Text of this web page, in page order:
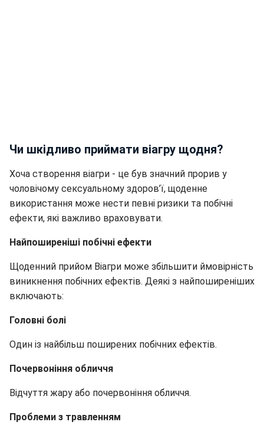
Чи шкідливо приймати віагру щодня?
Хоча створення віагри - це був значний прорив у
чоловічому сексуальному здоров’ї, щоденне
використання може нести певні ризики та побічні
ефекти, які важливо враховувати.
Найпоширеніші побічні ефекти
Щоденний прийом Віагри може збільшити ймовірність
виникнення побічних ефектів. Деякі з найпоширеніших
включають:
Головні болі
Один із найбільш поширених побічних ефектів.
Почервоніння обличчя
Відчуття жару або почервоніння обличчя.
Проблеми з травленням